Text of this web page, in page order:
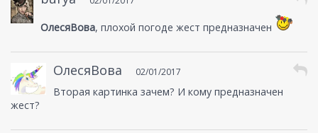
ОлесяВова, плохой погоде жест предназначен
ОлесяВова 02/01/2017
Вторая картинка зачем? И кому предназначен
жест?